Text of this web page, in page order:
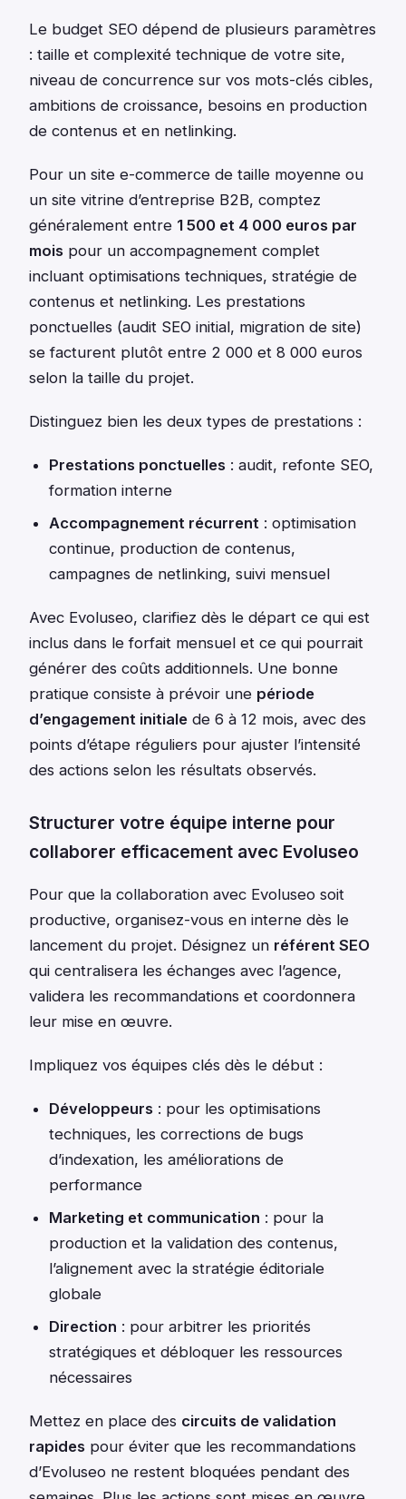
Le budget SEO dépend de plusieurs paramètres
: taille et complexité technique de votre site,
niveau de concurrence sur vos mots-clés cibles,
ambitions de croissance, besoins en production
de contenus et en netlinking.
Pour un site e-commerce de taille moyenne ou
un site vitrine d’entreprise B2B, comptez
généralement entre 1 500 et 4 000 euros par
mois pour un accompagnement complet
incluant optimisations techniques, stratégie de
contenus et netlinking. Les prestations
ponctuelles (audit SEO initial, migration de site)
se facturent plutôt entre 2 000 et 8 000 euros
selon la taille du projet.
Distinguez bien les deux types de prestations :
Prestations ponctuelles : audit, refonte SEO,
formation interne
Accompagnement récurrent : optimisation
continue, production de contenus,
campagnes de netlinking, suivi mensuel
Avec Evoluseo, clarifiez dès le départ ce qui est
inclus dans le forfait mensuel et ce qui pourrait
générer des coûts additionnels. Une bonne
pratique consiste à prévoir une période
d’engagement initiale de 6 à 12 mois, avec des
points d’étape réguliers pour ajuster l’intensité
des actions selon les résultats observés.
Structurer votre équipe interne pour
collaborer efficacement avec Evoluseo
Pour que la collaboration avec Evoluseo soit
productive, organisez-vous en interne dès le
lancement du projet. Désignez un référent SEO
qui centralisera les échanges avec l’agence,
validera les recommandations et coordonnera
leur mise en œuvre.
Impliquez vos équipes clés dès le début :
Développeurs : pour les optimisations
techniques, les corrections de bugs
d’indexation, les améliorations de
performance
Marketing et communication : pour la
production et la validation des contenus,
l’alignement avec la stratégie éditoriale
globale
Direction : pour arbitrer les priorités
stratégiques et débloquer les ressources
nécessaires
Mettez en place des circuits de validation
rapides pour éviter que les recommandations
d’Evoluseo ne restent bloquées pendant des